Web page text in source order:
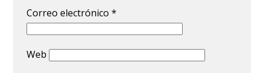
Correo electrónico*
Web